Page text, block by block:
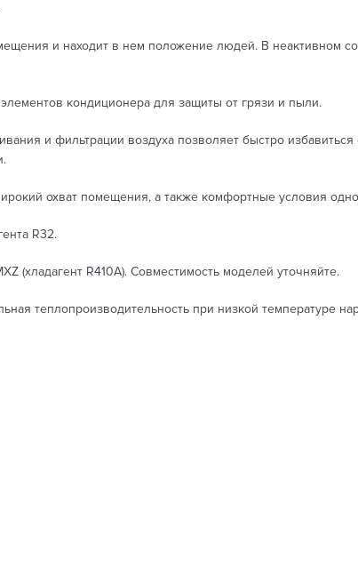
и находит в нем положение людей. В неактивном
кондиционера для защиты от грязи и пыли.
и фильтрации воздуха позволяет быстро
охват помещения, а также комфортные условия
R32.
(хладагент R410A). Совместимость моделей уточняйте.
теплопроизводительность при низкой температуре